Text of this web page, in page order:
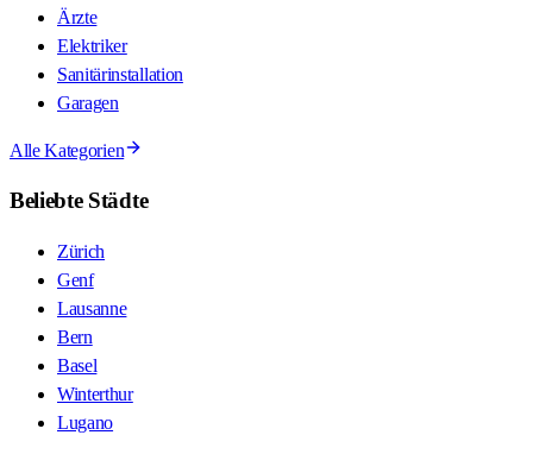
Ärzte
Elektriker
Sanitärinstallation
Garagen
Alle Kategorien
Beliebte Städte
Zürich
Genf
Lausanne
Bern
Basel
Winterthur
Lugano